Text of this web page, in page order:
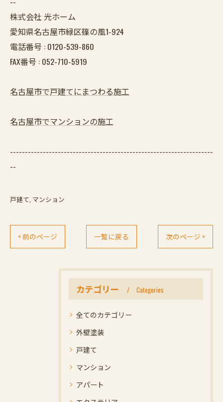
株式会社 光ホーム
愛知県名古屋市緑区篠の風1-924
電話番号 : 0120-539-860
FAX番号 : 052-710-5919
名古屋市で戸建てにまつわる施工
名古屋市でマンションの施工
--------------------------------------------------------------------
--
戸建て マンション
< 前のページ 一覧に戻る 次のページ >
カテゴリー Categories
全てのカテゴリー
外壁塗装
戸建て
マンション
アパート